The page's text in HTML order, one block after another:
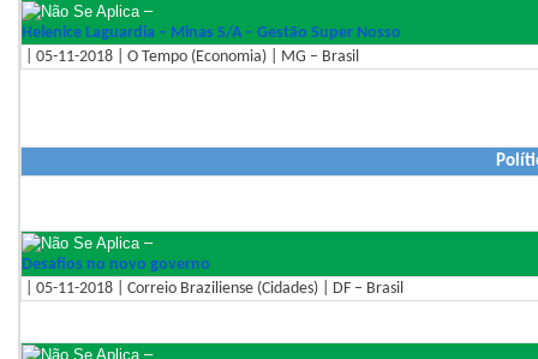
–
Helenice Laguardia – Minas S/A – Gestão Super Nosso
| 05-11-2018 | O Tempo (Economia) | MG – Brasil
–
Desafios no novo governo
| 05-11-2018 | Correio Braziliense (Cidades) | DF – Brasil
–